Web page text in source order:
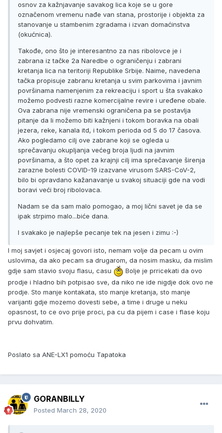
osnov za kažnjavanje savakog lica koje se u gore
označenom vremenu nađe van stana, prostorije i objekta za
stanovanje u stambenim zgradama i izvan domaćinstva
(okućnica).
Takođe, ono što je interesantno za nas ribolovce je i
zabrana iz tačke 2a Naredbe o ograničenju i zabrani
kretanja lica na teritoriji Republike Srbije. Naime, navedena
tačka propisuje zabranu kretanja u svim parkovima i javnim
površinama namenjenim za rekreaciju i sport u šta svakako
možemo podvesti razne komercijalne revire i uređene obale.
Ova zabrana nije vremenski ograničena pa se postavlja
pitanje da li možemo biti kažnjeni i tokom boravka na obali
jezera, reke, kanala itd, i tokom perioda od 5 do 17 časova.
Ako pogledamo cilj ove zabrane koji se ogleda u
sprečavanju okupljanja većeg broja ljudi na javnim
površinama, a što opet za krajnji cilj ima sprečavanje širenja
zarazne bolesti COVID-19 izazvane virusom SARS-CoV-2,
bilo bi opravdano kažanavanje u svakoj situaciji gde na vodi
boravi veći broj ribolovaca.
Nadam se da sam malo pomogao, a moj lični savet je da se
ipak strpimo malo...biće dana.
I svakako je najlepše pecanje tek na jesen i zimu :-)
I moj savjet i osjecaj govori isto, nemam volje da pecam u ovim
uslovima, da ako pecam sa drugarom, da nosim masku, da mislim
gdje sam stavio svoju flasu, casu
Bolje je prricekati da ovo
prodje i hladno bih potpisao sve, da niko ne ide nigdje dok ovo ne
prodje. Sto manje kontakata, sto manje kretanja, sto manje
varijanti gdje mozemo dovesti sebe, a time i druge u neku
opasnost, to ce ovo prije proci, pa cu da pijem i case i flase koju
prvu dohvatim.
Poslato sa ANE-LX1 pomoću Tapatoka
GORANBILLY
Posted March 28, 2020